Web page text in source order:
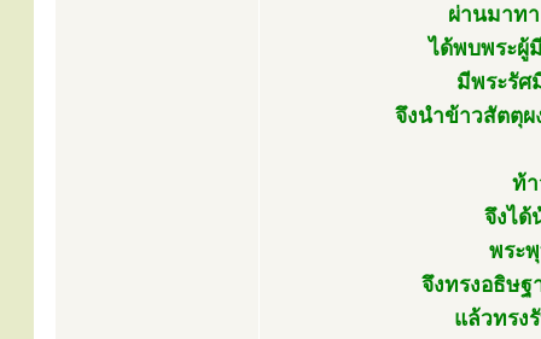
ผ่านมาท
ได้พบพระผู้
มีพระรัศ
จึงนำข้าวสัตตุผ
ท้
จึงได้
พระ
จึงทรงอธิษฐ
แล้วทรง